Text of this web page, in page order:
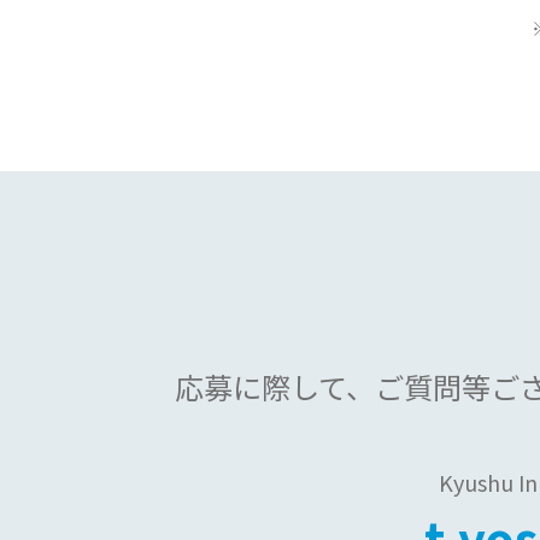
応募に際して、 ご質問等ご
Kyushu